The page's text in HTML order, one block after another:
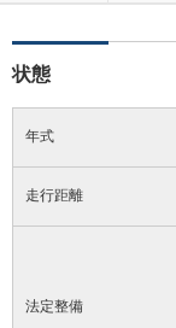
状態
年式
走行距離
法定整備